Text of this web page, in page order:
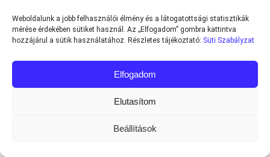
Weboldalunk a jobb felhasználói élmény és a látogatottsági statisztikák
mérése érdekében sütiket használ. Az „Elfogadom” gombra kattintva
hozzájárul a sütik használatához. Részletes tájékoztató: Süti Szabályzat
Elfogadom
Elutasítom
Beállítások